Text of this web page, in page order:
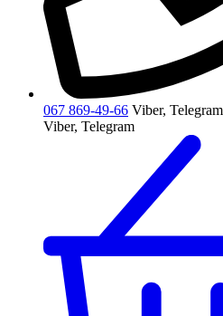
067 869-49-66 Viber, Telegram
Viber, Telegram